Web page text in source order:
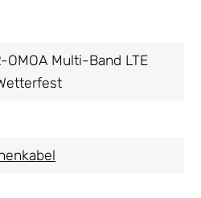
OMOA Multi-Band LTE